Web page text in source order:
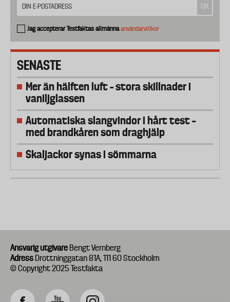
Jag accepterar Testfaktas allmännaanvändarvillkor
SENASTE
Mer än hälften luft – stora skillnader i
vaniljglassen
Automatiska slangvindor i hårt test –
med brandkåren som draghjälp
Skaljackor synas i sömmarna
Ansvarig utgivare Bengt Vernberg
Adress Drottninggatan 81A, 111 60 Stockholm
© Copyright 2025 Testfakta